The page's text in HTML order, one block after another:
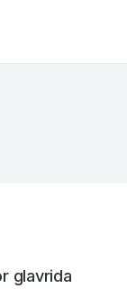
glavrida